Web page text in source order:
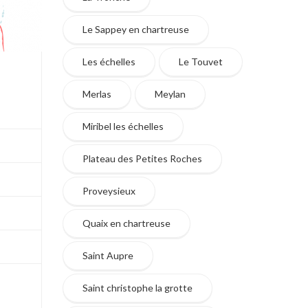
Le Sappey en chartreuse
Les échelles Le Touvet
Merlas Meylan
Miribel les échelles
Plateau des Petites Roches
Proveysieux
Quaix en chartreuse
Saint Aupre
Saint christophe la grotte